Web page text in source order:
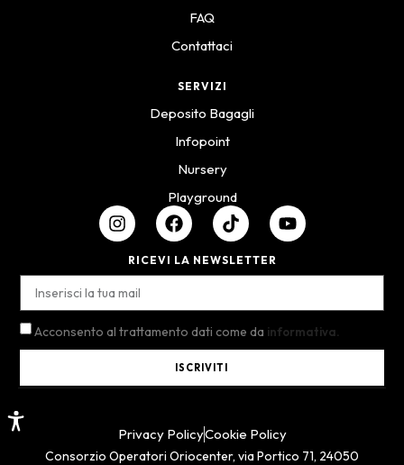
FAQ
Contattaci
SERVIZI
Deposito Bagagli
Infopoint
Nursery
Playground
RICEVI LA NEWSLETTER
Acconsento al trattamento dati come da informativa.
ISCRIVITI
Privacy PolicyCookie Policy
Consorzio Operatori Oriocenter, via Portico 71, 24050